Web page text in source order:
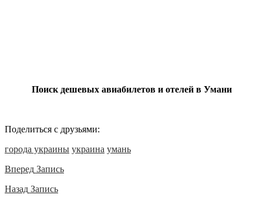
Поиск дешевых авиабилетов и отелей в Умани
Поделиться с друзьями:
города украины украина умань
Вперед Запись
Назад Запись